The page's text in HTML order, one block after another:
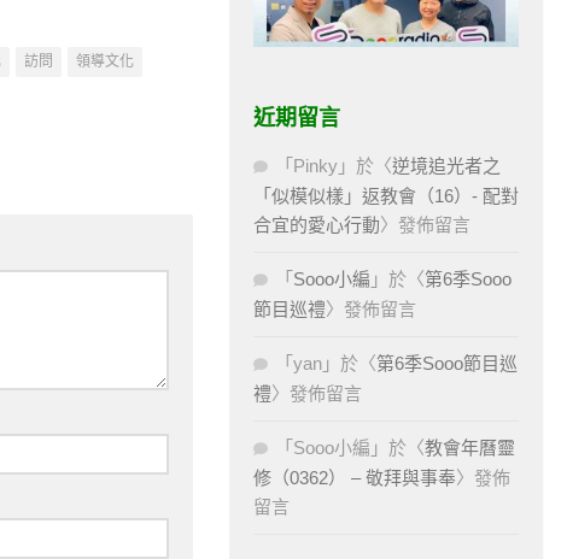
訪問
領導文化
近期留言
「 Pinky 」於〈逆境追光者之
「似模似樣」返教會（16）- 配對
合宜的愛心行動〉發佈留言
「 Sooo小編 」於〈第6季Sooo
節目巡禮〉發佈留言
「 yan 」於〈第6季Sooo節目巡
禮〉發佈留言
「 Sooo小編 」於〈教會年曆靈
修（0362） – 敬拜與事奉〉發佈
留言